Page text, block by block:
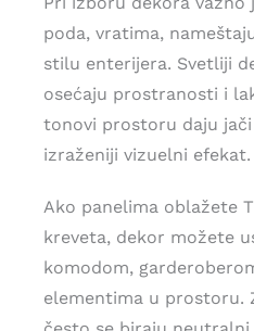
poda, vratima,
stilu enterijera. Svetliji
osećaju prostranosti i
tonovi prostoru daju
izraženiji vizuelni efekat.
Ako panelima oblažete
kreveta, dekor možete
komodom,
elementima u prostoru.